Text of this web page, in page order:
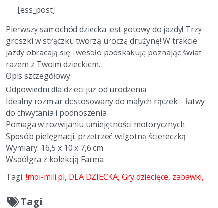
[ess_post]
Pierwszy samochód dziecka jest gotowy do jazdy! Trzy
groszki w strączku tworzą uroczą drużynę! W trakcie
jazdy obracają się i wesoło podskakują poznając świat
razem z Twoim dzieckiem.
Opis szczegółowy:
Odpowiedni dla dzieci już od urodzenia
Idealny rozmiar dostosowany do małych rączek – łatwy
do chwytania i podnoszenia
Pomaga w rozwijaniu umiejętności motorycznych
Sposób pielęgnacji: przetrzeć wilgotną ściereczką
Wymiary: 16,5 x 10 x 7,6 cm
Współgra z kolekcją Farma
Tagi: !moi-mili.pl DLA DZIECKA Gry dziecięce zabawki
Tagi